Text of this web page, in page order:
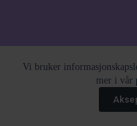
Vi bruker
mer i vår